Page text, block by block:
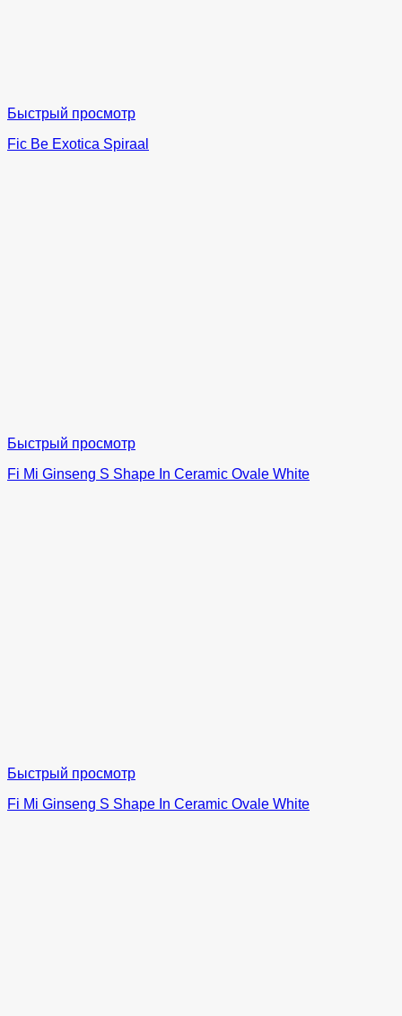
Быстрый просмотр
Fic Be Exotica Spiraal
Быстрый просмотр
Fi Mi Ginseng S Shape In Ceramic Ovale White
Быстрый просмотр
Fi Mi Ginseng S Shape In Ceramic Ovale White